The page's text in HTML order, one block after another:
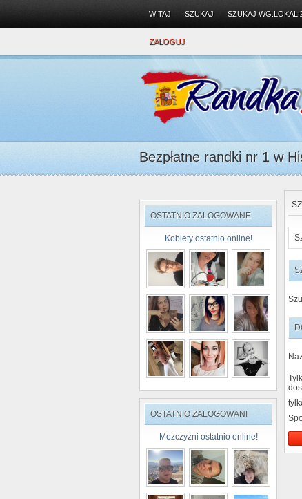
WITAJ SZUKAJ SZUKAJ
ZALOGUJ
Bezpłatne randki nr 1 w
OSTATNIO ZALOGOWANE
Kobiety ostatnio online!
OSTATNIO ZALOGOWANI
Mezczyzni ostatnio online!